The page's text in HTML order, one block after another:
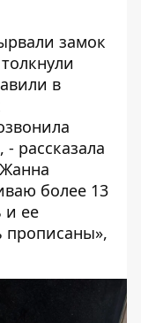
замок
в
рассказала
более 13
и ее
прописаны»,